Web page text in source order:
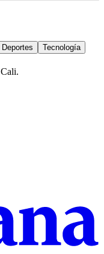
Deportes
Tecnología
Cali.